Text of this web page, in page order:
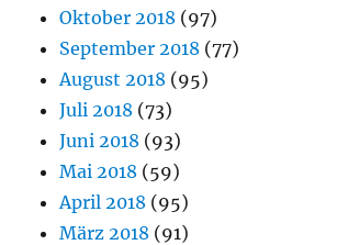
Oktober 2018 (97)
September 2018 (77)
August 2018 (95)
Juli 2018 (73)
Juni 2018 (93)
Mai 2018 (59)
April 2018 (95)
März 2018 (91)